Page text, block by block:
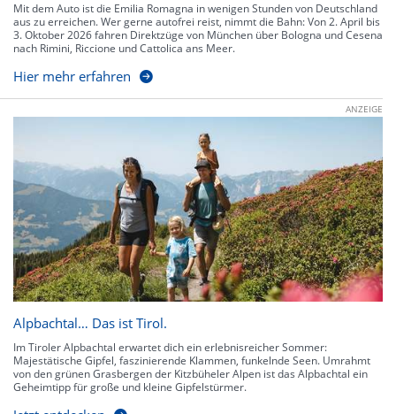
Mit dem Auto ist die Emilia Romagna in wenigen Stunden von Deutschland
aus zu erreichen. Wer gerne autofrei reist, nimmt die Bahn: Von 2. April bis
3. Oktober 2026 fahren Direktzüge von München über Bologna und Cesena
nach Rimini, Riccione und Cattolica ans Meer.
Hier mehr erfahren
ANZEIGE
Alpbachtal… Das ist Tirol.
Im Tiroler Alpbachtal erwartet dich ein erlebnisreicher Sommer:
Majestätische Gipfel, faszinierende Klammen, funkelnde Seen. Umrahmt
von den grünen Grasbergen der Kitzbüheler Alpen ist das Alpbachtal ein
Geheimtipp für große und kleine Gipfelstürmer.